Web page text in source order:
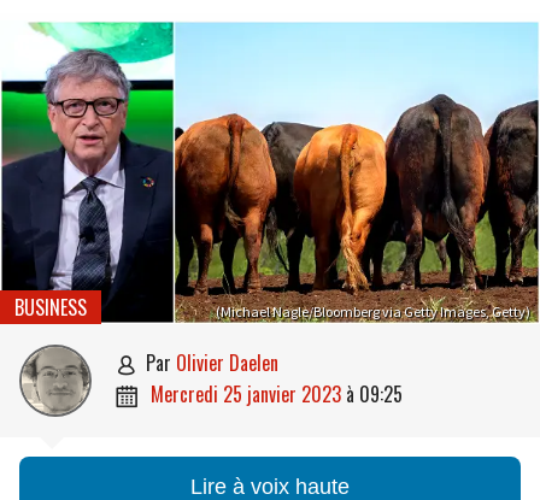
(Michael Nagle/Bloomberg via Getty Images, Getty)
BUSINESS
 par Olivier Daelen
 mercredi 25 janvier 2023 à 09:25
Lire à voix haute